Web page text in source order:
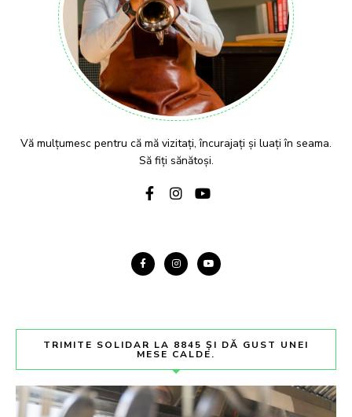
Vă mulțumesc pentru că mă vizitați, încurajați și luați în seama.
Să fiți sănătoși.
TRIMITE SOLIDAR LA 8845 ȘI DĂ GUST UNEI
MESE CALDE.